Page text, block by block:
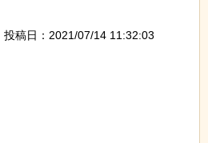
投稿日：2021/07/14 11:32:03